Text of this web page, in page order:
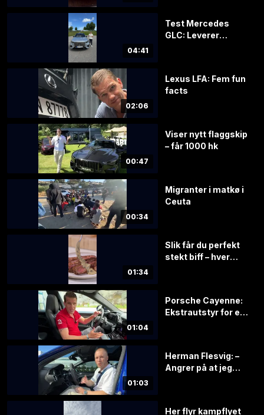
04:41
Test Mercedes
GLC: Leverer
02:06
Lexus LFA: Fem fun
facts
00:47
Viser nytt flaggskip
– får 1000 hk
00:34
Migranter i matkø i
Ceuta
01:34
Slik får du perfekt
stekt biff – hver
01:04
Porsche Cayenne:
Ekstrautstyr for en
01:03
Herman Flesvig: –
Angrer på at jeg
Her flyr kampflyet